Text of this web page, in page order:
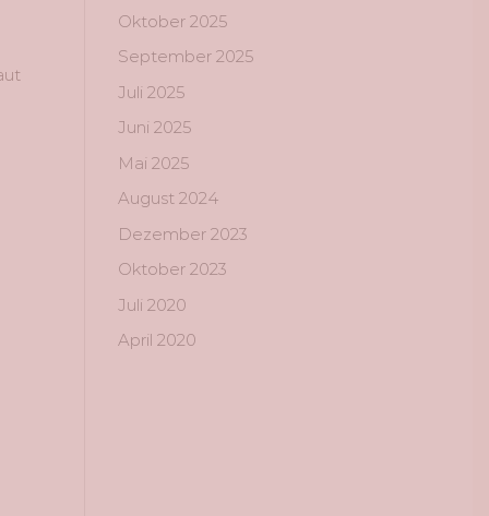
Oktober 2025
September 2025
Juli 2025
Juni 2025
Mai 2025
August 2024
Dezember 2023
Oktober 2023
Juli 2020
April 2020